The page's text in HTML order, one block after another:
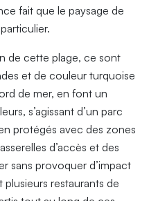
fait que le paysage de
de cette plage, ce sont
et de couleur turquoise
de mer, en font un
s’agissant d’un parc
protégés avec des zones
d’accès et des
sans provoquer d’impact
plusieurs restaurants de